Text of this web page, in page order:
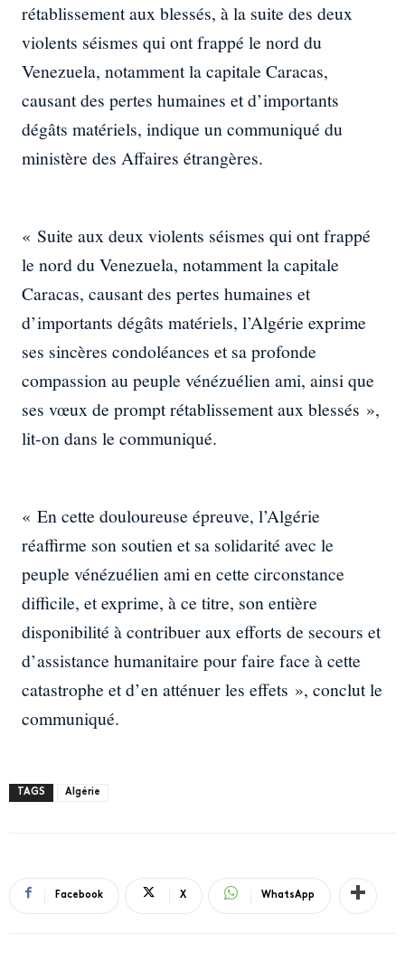
rétablissement aux blessés, à la suite des deux
violents séismes qui ont frappé le nord du
Venezuela, notamment la capitale Caracas,
causant des pertes humaines et d’importants
dégâts matériels, indique un communiqué du
ministère des Affaires étrangères.
« Suite aux deux violents séismes qui ont frappé
le nord du Venezuela, notamment la capitale
Caracas, causant des pertes humaines et
d’importants dégâts matériels, l’Algérie exprime
ses sincères condoléances et sa profonde
compassion au peuple vénézuélien ami, ainsi que
ses vœux de prompt rétablissement aux blessés »,
lit-on dans le communiqué.
« En cette douloureuse épreuve, l’Algérie
réaffirme son soutien et sa solidarité avec le
peuple vénézuélien ami en cette circonstance
difficile, et exprime, à ce titre, son entière
disponibilité à contribuer aux efforts de secours et
d’assistance humanitaire pour faire face à cette
catastrophe et d’en atténuer les effets », conclut le
communiqué.
TAGS Algérie
Facebook X WhatsApp